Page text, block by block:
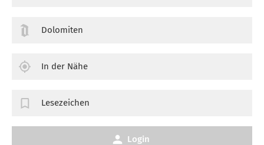
Dolomiten
In der Nähe
Lesezeichen
Login